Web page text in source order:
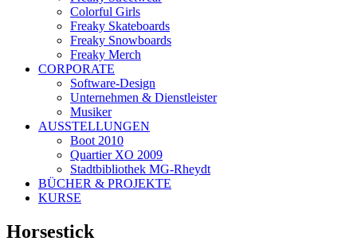
Colorful Girls
Freaky Skateboards
Freaky Snowboards
Freaky Merch
CORPORATE
Software-Design
Unternehmen & Dienstleister
Musiker
AUSSTELLUNGEN
Boot 2010
Quartier XO 2009
Stadtbibliothek MG-Rheydt
BÜCHER & PROJEKTE
KURSE
Horsestick